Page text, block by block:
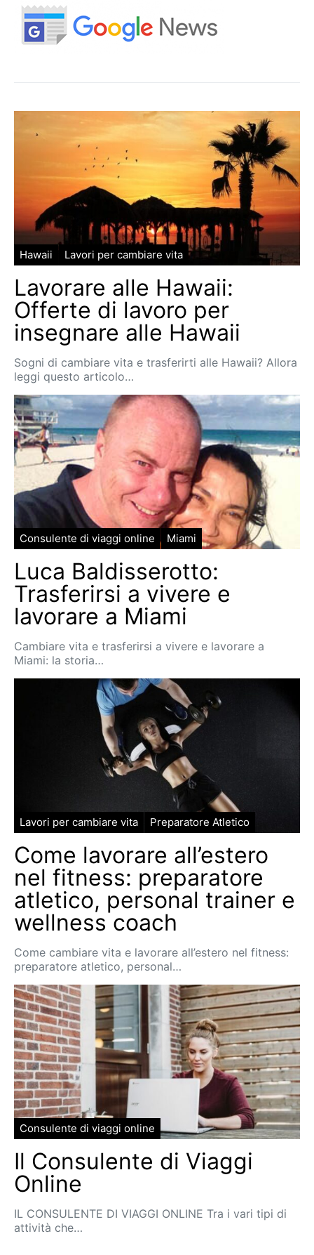
Hawaii Lavori per cambiare vita
Lavorare alle Hawaii:
Offerte di lavoro per
insegnare alle Hawaii
Sogni di cambiare vita e trasferirti alle Hawaii? Allora
leggi questo articolo…
Consulente di viaggi online Miami
Luca Baldisserotto:
Trasferirsi a vivere e
lavorare a Miami
Cambiare vita e trasferirsi a vivere e lavorare a
Miami: la storia…
Lavori per cambiare vita Preparatore Atletico
Come lavorare all’estero
nel fitness: preparatore
atletico, personal trainer e
wellness coach
Come cambiare vita e lavorare all’estero nel fitness:
preparatore atletico, personal…
Consulente di viaggi online
Il Consulente di Viaggi
Online
IL CONSULENTE DI VIAGGI ONLINE Tra i vari tipi di
attività che…